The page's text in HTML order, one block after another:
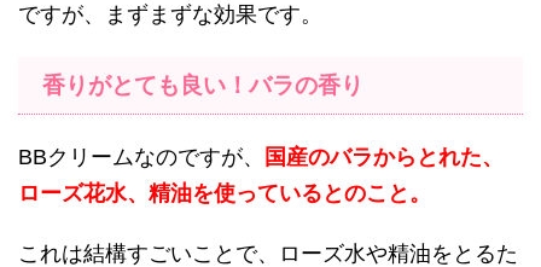
ですが、まずまずな効果です。
香りがとても良い！バラの香り
BBクリームなのですが、
国産のバラからとれた、
ローズ花水、精油を使っているとのこと。
これは結構すごいことで、ローズ水や精油をとるた